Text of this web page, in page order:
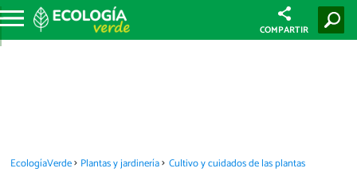
COMPARTIR
EcologíaVerde Plantas y jardinería Cultivo y cuidados de las plantas